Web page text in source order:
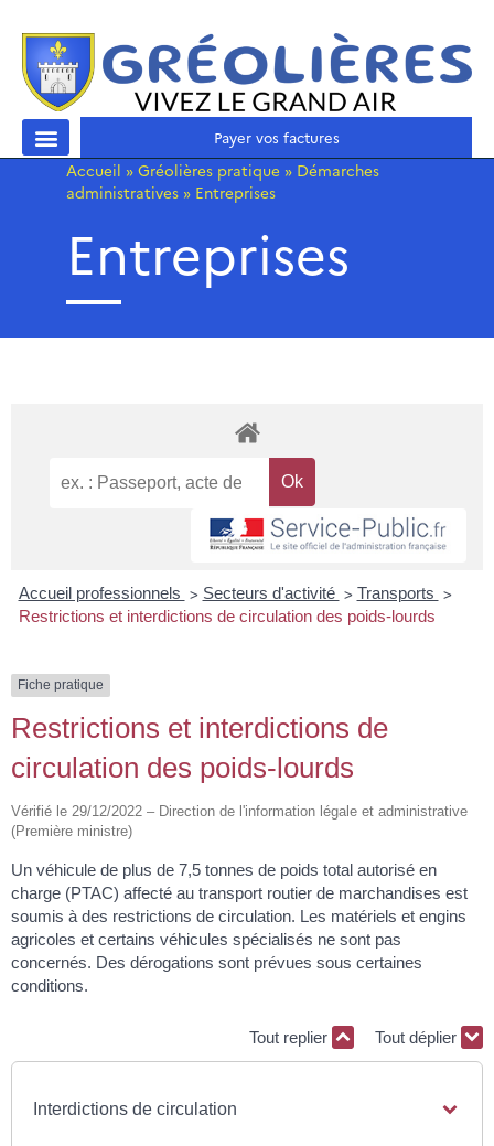
Payer vos factures
Accueil » Gréolières pratique » Démarches
administratives » Entreprises
Entreprises
Accueil professionnels > Secteurs d'activité > Transports >
Restrictions et interdictions de circulation des poids-lourds
Fiche pratique
Restrictions et interdictions de
circulation des poids-lourds
Vérifié le 29/12/2022 – Direction de l'information légale et administrative
(Première ministre)
Un véhicule de plus de 7,5 tonnes de poids total autorisé en
charge (PTAC) affecté au transport routier de marchandises est
soumis à des restrictions de circulation. Les matériels et engins
agricoles et certains véhicules spécialisés ne sont pas
concernés. Des dérogations sont prévues sous certaines
conditions.
Tout replier Tout déplier
Interdictions de circulation